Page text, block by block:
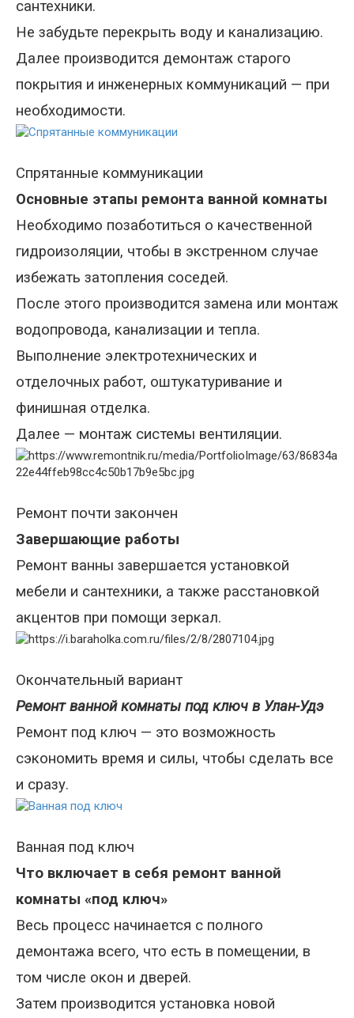
сантехники.
Не забудьте перекрыть воду и канализацию.
Далее производится демонтаж старого
покрытия и инженерных коммуникаций — при
необходимости.
Спрятанные коммуникации
Основные этапы ремонта ванной комнаты
Необходимо позаботиться о качественной
гидроизоляции, чтобы в экстренном случае
избежать затопления соседей.
После этого производится замена или монтаж
водопровода, канализации и тепла.
Выполнение электротехнических и
отделочных работ, оштукатуривание и
финишная отделка.
Далее — монтаж системы вентиляции.
Ремонт почти закончен
Завершающие работы
Ремонт ванны завершается установкой
мебели и сантехники, а также расстановкой
акцентов при помощи зеркал.
Окончательный вариант
Ремонт ванной комнаты под ключ в Улан-Удэ
Ремонт под ключ — это возможность
сэкономить время и силы, чтобы сделать все
и сразу.
Ванная под ключ
Что включает в себя ремонт ванной
комнаты «под ключ»
Весь процесс начинается с полного
демонтажа всего, что есть в помещении, в
том числе окон и дверей.
Затем производится установка новой